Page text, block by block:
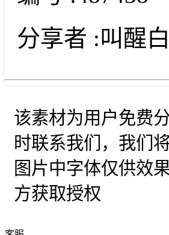
分享者 :叫醒
该素材为用户免费
时联系我们，我们
图片中字体仅供效
方获取授权